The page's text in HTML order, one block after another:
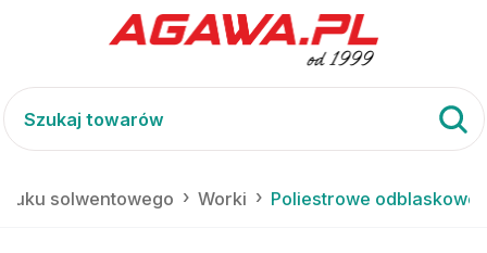
solwentowego Worki Poliestrowe odblaskowe